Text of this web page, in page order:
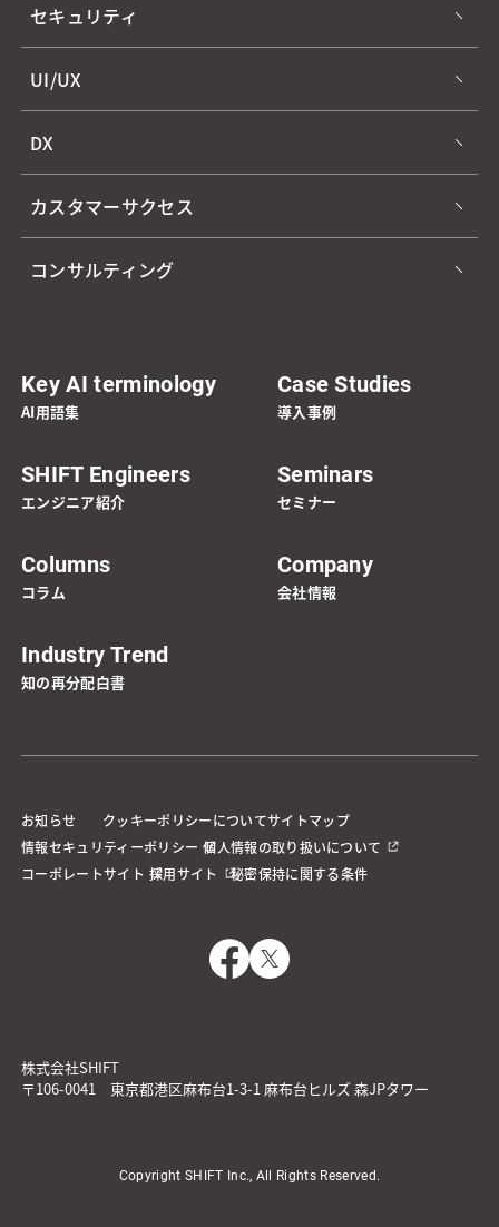
セキュリティ
UI/UX
DX
カスタマーサクセス
コンサルティング
Key AI terminology
AI用語集
Case Studies
導入事例
SHIFT Engineers
エンジニア紹介
Seminars
セミナー
Columns
コラム
Company
会社情報
Industry Trend
知の再分配白書
お知らせ クッキーポリシーについてサイトマップ
情報セキュリティーポリシー 個人情報の取り扱いについて
コーポレートサイト 採用サイト 秘密保持に関する条件
株式会社SHIFT
〒106-0041 東京都港区麻布台1-3-1 麻布台ヒルズ 森JPタワー
Copyright SHIFT Inc., All Rights Reserved.